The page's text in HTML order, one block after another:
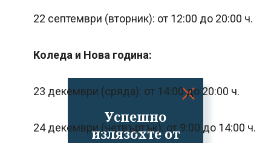
Успешно
излязохте от
22 септември (вторник): от 12:00 до 20:00 ч.
Коледа и Нова година:
23 декември (сряда): от 14:00 до 20:00 ч.
24 декември (четвъртък): от 9:00 до 14:00 ч.